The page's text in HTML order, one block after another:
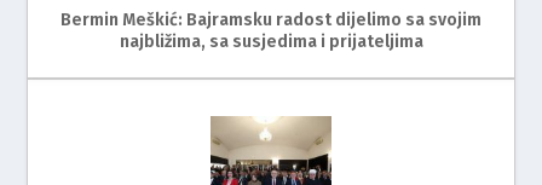
Bermin Meškić: Bajramsku radost dijelimo sa svojim
najbližima, sa susjedima i prijateljima